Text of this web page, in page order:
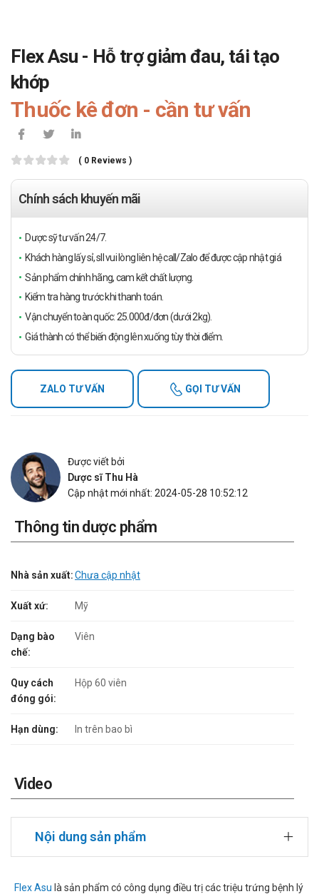
Flex Asu - Hỗ trợ giảm đau, tái tạo
khớp
Thuốc kê đơn - cần tư vấn
( 0 Reviews )
Chính sách khuyến mãi
Dược sỹ tư vấn 24/7.
Khách hàng lấy sỉ, sll vui lòng liên hệ call/Zalo để được cập nhật giá
Sản phẩm chính hãng, cam kết chất lượng.
Kiểm tra hàng trước khi thanh toán.
Vận chuyển toàn quốc: 25.000đ/đơn (dưới 2kg).
Giá thành có thể biến động lên xuống tùy thời điểm.
ZALO TƯ VẤN GỌI TƯ VẤN
Được viết bởi
Dược sĩ Thu Hà
Cập nhật mới nhất: 2024-05-28 10:52:12
Thông tin dược phẩm
Nhà sản xuất:Chưa cập nhật
Xuất xứ: Mỹ
Dạng bào
chế:
Viên
Quy cách
đóng gói:
Hộp 60 viên
Hạn dùng: In trên bao bì
Video
Nội dung sản phẩm
Flex Asu là sản phẩm có công dụng điều trị các triệu trứng bệnh lý